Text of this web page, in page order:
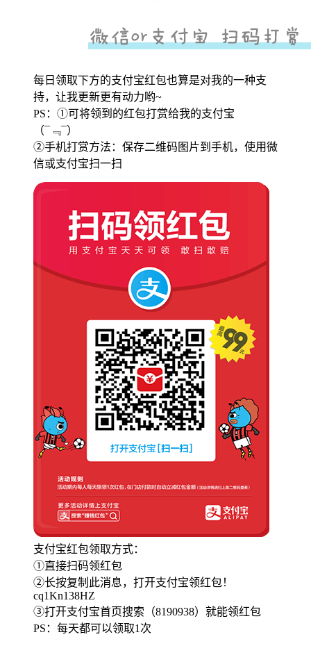
每日领取下方的支付宝红包也算是对我的一种支
持，让我更新更有动力哟~
PS：①可将领到的红包打赏给我的支付宝
（¯﹃¯）
②手机打赏方法：保存二维码图片到手机，使用微
信或支付宝扫一扫
支付宝红包领取方式：
①直接扫码领红包
②长按复制此消息，打开支付宝领红包！
cq1Kn138HZ
③打开支付宝首页搜索（8190938）就能领红包
PS：每天都可以领取1次